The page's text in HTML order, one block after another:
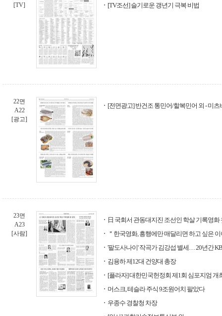
[TV]
[TV조선] 슬기로운 갱년기 극복 비법
22면
A22
[광고]
[전면광고] 반건조 통민어/할복민어 외 - 미츠
23면
A23
[사람]
日 국회서 관동대지진 조선인 학살 기록영화
＂한국영화, 흥행에만 매달리면 하고 싶은
'팔도사나이' 작곡가 김강섭 별세… 20년간
김용하 제12대 건양대 총장
[플라자] 대한민국헌정회 제1회 심포지엄 개
머스크, 테슬라 주식 9조원어치 팔았다
우종수 경찰청 차장